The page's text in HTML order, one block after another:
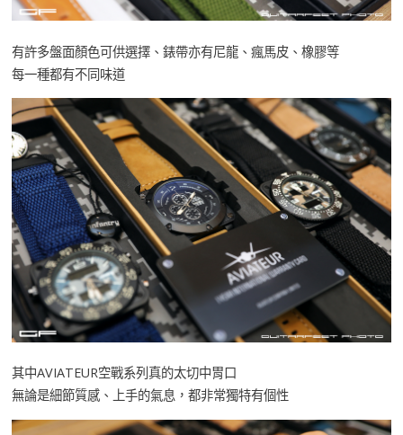
有許多盤面顏色可供選擇、錶帶亦有尼龍、瘋馬皮、橡膠等
每一種都有不同味道
其中AVIATEUR空戰系列真的太切中胃口
無論是細節質感、上手的氣息，都非常獨特有個性